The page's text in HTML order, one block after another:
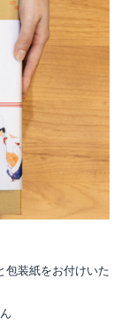
包装紙をお付けいた